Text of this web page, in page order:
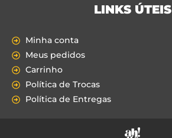
LINKS ÚTEIS
Minha conta
Meus pedidos
Carrinho
Política de Trocas
Política de Entregas